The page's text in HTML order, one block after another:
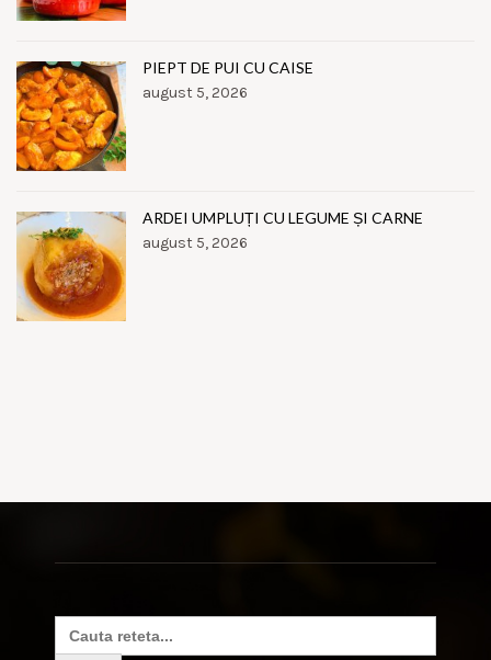
PIEPT DE PUI CU CAISE
august 5, 2026
ARDEI UMPLUȚI CU LEGUME ȘI CARNE
august 5, 2026
Search
for: